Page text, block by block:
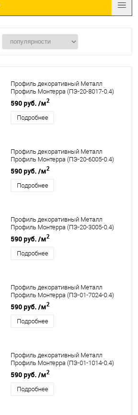
Профиль декоративный Металл
Профиль Монтерра (ПЭ-20-8017-0.4)
590 руб. /м2
Подробнее
Профиль декоративный Металл
Профиль Монтерра (ПЭ-20-6005-0.4)
590 руб. /м2
Подробнее
Профиль декоративный Металл
Профиль Монтерра (ПЭ-20-3005-0.4)
590 руб. /м2
Подробнее
Профиль декоративный Металл
Профиль Монтерра (ПЭ-01-7024-0.4)
590 руб. /м2
Подробнее
Профиль декоративный Металл
Профиль Монтерра (ПЭ-01-1014-0.4)
590 руб. /м2
Подробнее